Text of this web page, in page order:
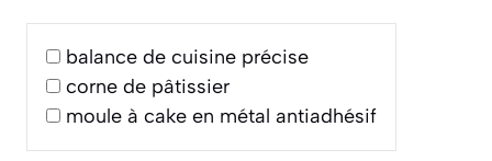
balance de cuisine précise
corne de pâtissier
moule à cake en métal antiadhésif